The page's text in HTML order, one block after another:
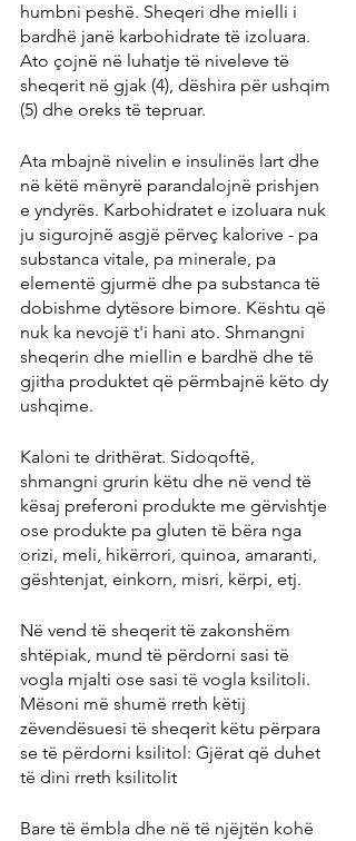
humbni peshë. Sheqeri dhe mielli i
bardhë janë karbohidrate të izoluara.
Ato çojnë në luhatje të niveleve të
sheqerit në gjak (4), dëshira për ushqim
(5) dhe oreks të tepruar.
Ata mbajnë nivelin e insulinës lart dhe
në këtë mënyrë parandalojnë prishjen
e yndyrës. Karbohidratet e izoluara nuk
ju sigurojnë asgjë përveç kalorive - pa
substanca vitale, pa minerale, pa
elementë gjurmë dhe pa substanca të
dobishme dytësore bimore. Kështu që
nuk ka nevojë t'i hani ato. Shmangni
sheqerin dhe miellin e bardhë dhe të
gjitha produktet që përmbajnë këto dy
ushqime.
Kaloni te drithërat. Sidoqoftë,
shmangni grurin këtu dhe në vend të
kësaj preferoni produkte me gërvishtje
ose produkte pa gluten të bëra nga
orizi, meli, hikërrori, quinoa, amaranti,
gështenjat, einkorn, misri, kërpi, etj.
Në vend të sheqerit të zakonshëm
shtëpiak, mund të përdorni sasi të
vogla mjalti ose sasi të vogla ksilitoli.
Mësoni më shumë rreth këtij
zëvendësuesi të sheqerit këtu përpara
se të përdorni ksilitol: Gjërat që duhet
të dini rreth ksilitolit
Bare të ëmbla dhe në të njëjtën kohë